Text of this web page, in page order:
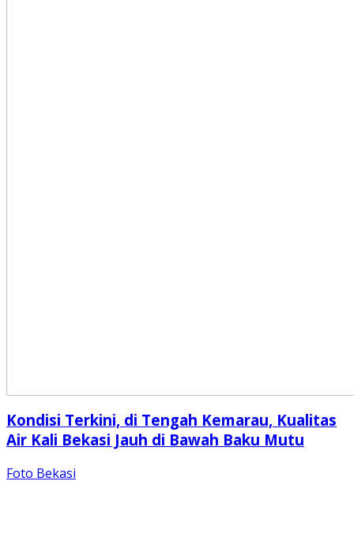
Kondisi Terkini, di Tengah Kemarau, Kualitas
Air Kali Bekasi Jauh di Bawah Baku Mutu
Foto Bekasi